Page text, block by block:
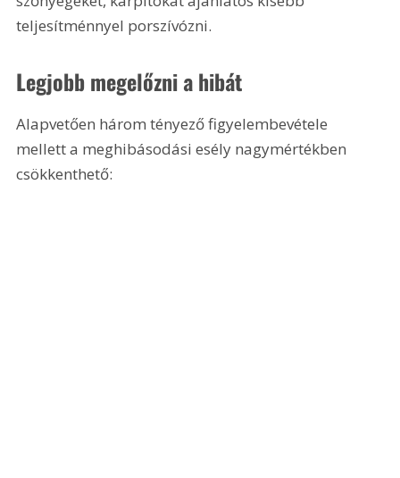
teljesítménnyel porszívózni.
Legjobb megelőzni a hibát
Alapvetően három tényező figyelembevétele
mellett a meghibásodási esély nagymértékben
csökkenthető: